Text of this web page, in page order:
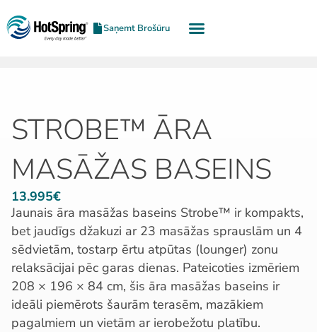
Saņemt Brošūru
STROBE™ ĀRA
MASĀŽAS BASEINS
13.995€
Jaunais āra masāžas baseins Strobe™ ir kompakts,
bet jaudīgs džakuzi ar 23 masāžas sprauslām un 4
sēdvietām, tostarp ērtu atpūtas (lounger) zonu
relaksācijai pēc garas dienas. Pateicoties izmēriem
208 × 196 × 84 cm, šis āra masāžas baseins ir
ideāli piemērots šaurām terasēm, mazākiem
pagalmiem un vietām ar ierobežotu platību.